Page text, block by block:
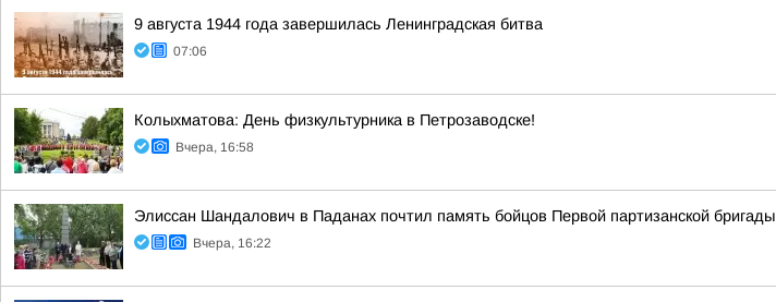
9 августа 1944 года завершилась Ленинградская битва
07:06
Колыхматова: День физкультурника в Петрозаводске!
Вчера, 16:58
Элиссан Шандалович в Паданах почтил память бойцов Первой партизанской бригады
Вчера, 16:22